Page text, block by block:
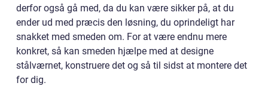
derfor også gå med, da du kan være sikker på, at du
ender ud med præcis den løsning, du oprindeligt har
snakket med smeden om. For at være endnu mere
konkret, så kan smeden hjælpe med at designe
stålværnet, konstruere det og så til sidst at montere det
for dig.